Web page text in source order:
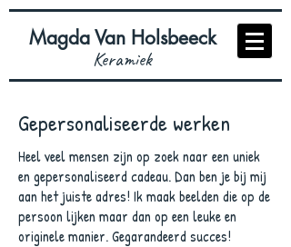
Magda Van Holsbeeck
Keramiek
Gepersonaliseerde werken
Heel veel mensen zijn op zoek naar een uniek
en gepersonaliseerd cadeau. Dan ben je bij mij
aan het juiste adres! Ik maak beelden die op de
persoon lijken maar dan op een leuke en
originele manier. Gegarandeerd succes!